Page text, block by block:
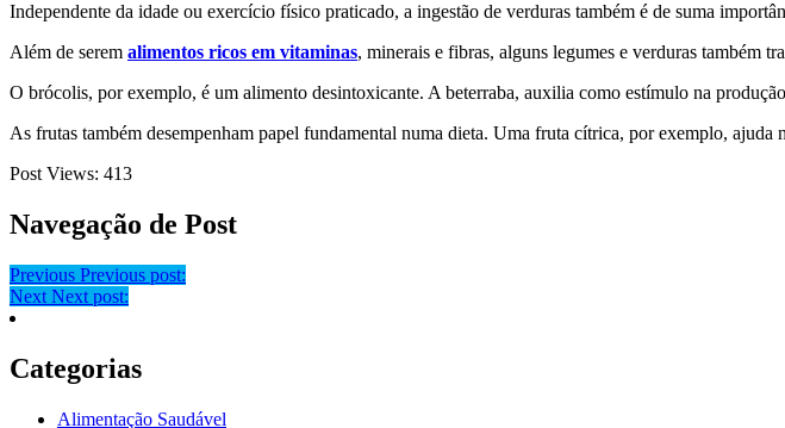
Independente da idade ou exercício físico praticado, a ingestão de verduras também é de suma
Além de serem alimentos ricos em vitaminas, minerais e fibras, alguns legumes e verduras também
O brócolis, por exemplo, é um alimento desintoxicante. A beterraba, auxilia como estímulo na
As frutas também desempenham papel fundamental numa dieta. Uma fruta cítrica, por exemplo,
Post Views: 413
Navegação de Post
Previous Previous post:
Next Next post:
Categorias
Alimentação Saudável